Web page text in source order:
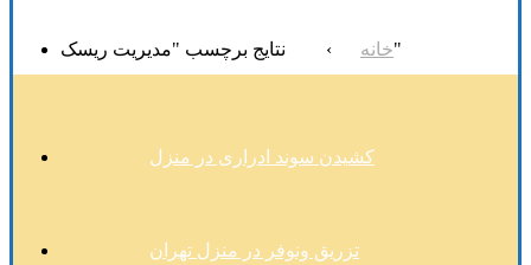
خانه › نتایج برچسب "مدیریت ریسک"
کشیدن سوند ادراری در منزل
تزریق ونوفر در منزل تهران